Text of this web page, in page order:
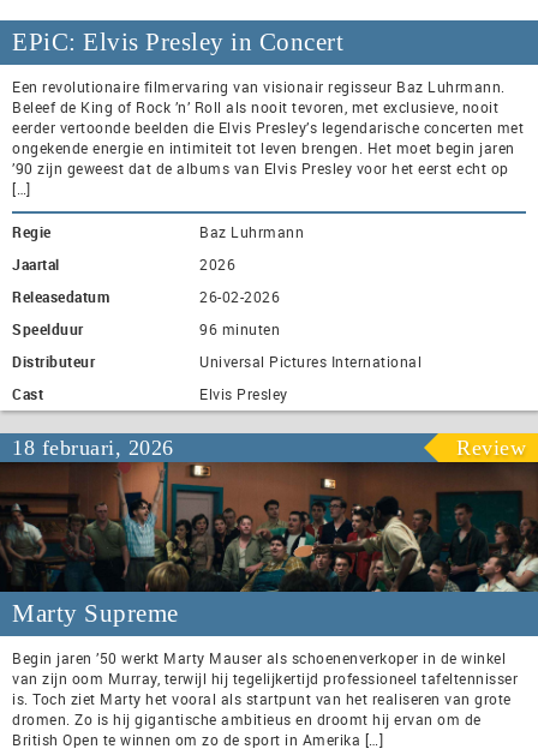
EPiC: Elvis Presley in Concert
Een revolutionaire filmervaring van visionair regisseur Baz Luhrmann.
Beleef de King of Rock ’n’ Roll als nooit tevoren, met exclusieve, nooit
eerder vertoonde beelden die Elvis Presley’s legendarische concerten met
ongekende energie en intimiteit tot leven brengen. Het moet begin jaren
’90 zijn geweest dat de albums van Elvis Presley voor het eerst echt op
[…]
Regie
Baz Luhrmann
Jaartal
2026
Releasedatum
26-02-2026
Speelduur
96 minuten
Distributeur
Universal Pictures International
Cast
Elvis Presley
18 februari, 2026 Review
Marty Supreme
Begin jaren ’50 werkt Marty Mauser als schoenenverkoper in de winkel
van zijn oom Murray, terwijl hij tegelijkertijd professioneel tafeltennisser
is. Toch ziet Marty het vooral als startpunt van het realiseren van grote
dromen. Zo is hij gigantische ambitieus en droomt hij ervan om de
British Open te winnen om zo de sport in Amerika […]